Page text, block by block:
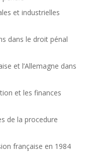
et industrielles
dans le droit pénal
et l’Allemagne dans
et les finances
de la procedure
française en 1984